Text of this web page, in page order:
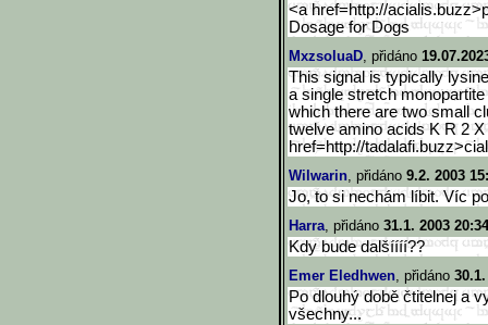
<a href=http://
Dosage for Dogs
MxzsoluaD, přidáno
This signal is typically
a single stretch
which there are two small
twelve amino acids K R 2
href=http://tadalafi.buzz>c
Wilwarin, přidáno 9.2. 2003
Jo, to si nechám líbit. Víc
Harra, přidáno 31.1. 2003
Kdy bude dalšíííí??
Emer Eledhwen, přidáno
Po dlouhý době čtitelnej a
všechny...